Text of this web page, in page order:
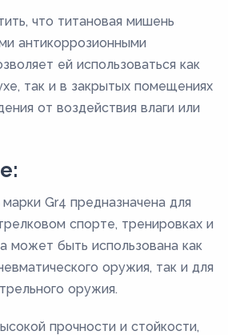
что титановая мишень
антикоррозионными
ей использоваться как
так и в закрытых помещениях
от воздействия влаги или
Gr4 предназначена для
спорте, тренировках и
может быть использована как
оружия, так и для
оружия.
прочности и стойкости,